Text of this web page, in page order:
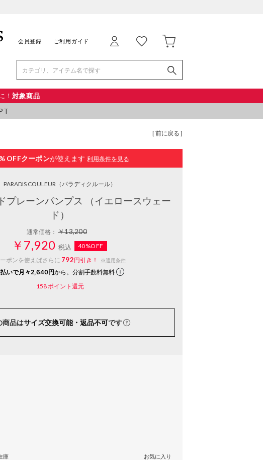
会員登録 ご利用ガイド
！対象商品
[ 前に戻る ]
OFFクーポンが使えます 利用条件を見る
PARADIS COULEUR （パラディクルール）
プレーンパンプス （イエロースウェー
ド）
通常価格：￥13,200
￥7,920 税込
40%OFF
ポンを使えばさらに 792円引き！ ※適用条件
いで月々2,640円から。分割手数料無料
158ポイント還元
商品はサイズ交換可能・返品不可です
庫 お気に入り